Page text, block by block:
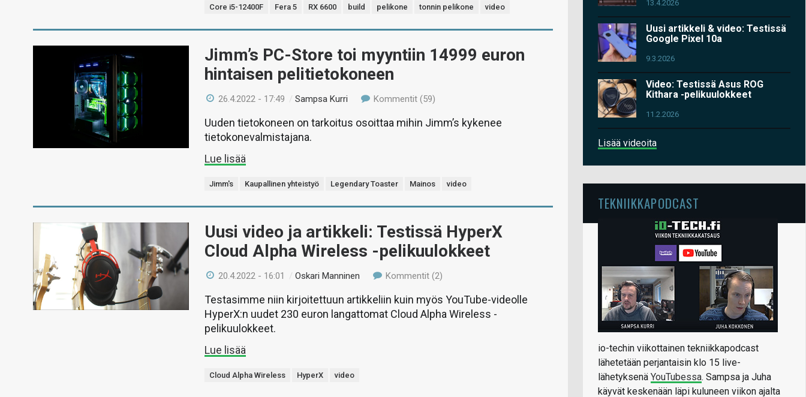
Core i5-12400F Fera 5 RX 6600 build pelikone tonnin pelikone video
Jimm’s PC-Store toi myyntiin 14999 euron
hintaisen pelitietokoneen
26.4.2022 - 17:49 /Sampsa Kurri Kommentit (59)
Uuden tietokoneen on tarkoitus osoittaa mihin Jimm’s kykenee
tietokonevalmistajana.
Lue lisää
Jimm's Kaupallinen yhteistyö Legendary Toaster Mainos video
Uusi video ja artikkeli: Testissä HyperX
Cloud Alpha Wireless -pelikuulokkeet
20.4.2022 - 16:01 /Oskari Manninen Kommentit (2)
Testasimme niin kirjoitettuun artikkeliin kuin myös YouTube-videolle
HyperX:n uudet 230 euron langattomat Cloud Alpha Wireless -
pelikuulokkeet.
Lue lisää
Cloud Alpha Wireless HyperX video
13.4.2026
Uusi artikkeli & video: Testissä
Google Pixel 10a
9.3.2026
Video: Testissä Asus ROG
Kithara -pelikuulokkeet
11.2.2026
Lisää videoita
TEKNIIKKAPODCAST
io-techin viikottainen tekniikkapodcast
lähetetään perjantaisin klo 15 live-
lähetyksenä YouTubessa. Sampsa ja Juha
käyvät keskenään läpi kuluneen viikon ajalta